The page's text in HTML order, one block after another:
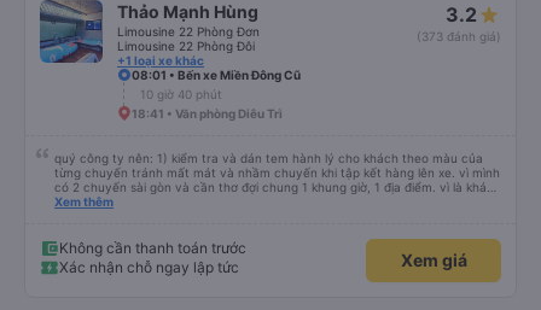
Thảo Mạnh Hùng
Limousine 22 Phòng Đơn
Limousine 22 Phòng Đôi
+1 loại xe khác
3.2
(373 đánh giá)
08:01 • Bến xe Miền Đông Cũ
10 giờ 40 phút
18:41 • Văn phòng Diêu Trì
quý công ty nên: 1) kiểm tra và dán tem hành lý cho khách theo màu của
từng chuyến tránh mất mát và nhầm chuyến khi tập kết hàng lên xe. vì mình
có 2 chuyến sài gòn và cần thơ đợi chung 1 khung giờ, 1 địa điểm. vì là khách
thân thiết của quý công ty nên rất hài lòng và tin tưởng. tuy nhiên rất mong
thì chắc chắn quy công ty là nhà xe được yêu thích và lựa chọn số 1 quy
nhơn. rất cảm ơn quý anh chị em cty cũng như chị Thảo đã lắng nghe và
tiếp nhận. " khách hàng thân thiết nhiều năm của nhà xe từ thời sinh viên"
Xem thêm
Không cần thanh toán trước
Xác nhận chỗ ngay lập tức
Xem giá